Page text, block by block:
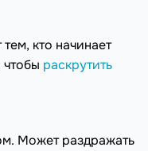
кто начинает
раскрутить
Может раздражать